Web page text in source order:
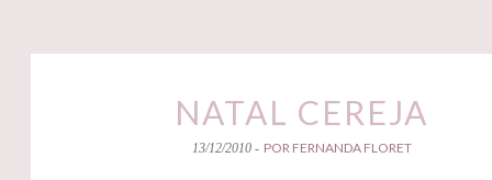
NATAL CEREJA
13/12/2010 - POR FERNANDA FLORET